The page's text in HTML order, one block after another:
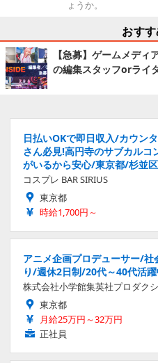
ょうか。
おす
【急募】ゲームメディ
の編集スタッフorライ
日払いOKで即日収入/カウン
さん必見!高円寺のサブカルコ
がいるから安心/東京都/杉並区
コスプレ BAR SIRIUS
東京都
時給1,700円～
アニメ企画プロデューサー/
り/週休2日制/20代～40代活
株式会社小学館集英社プロダク
東京都
月給25万円～32万円
正社員